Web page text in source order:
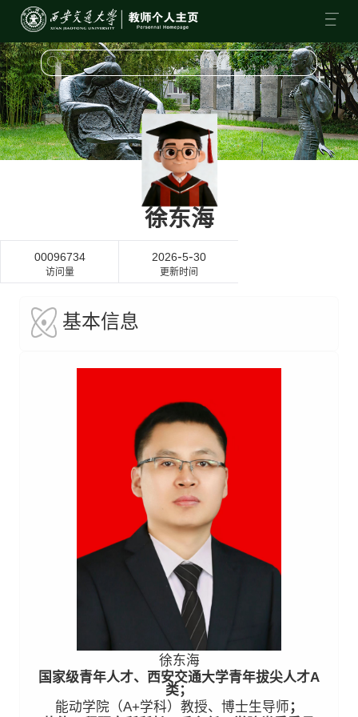
徐东海
00096734
访问量
2026-5-30
更新时间
基本信息
徐东海
国家级青年人才、西安交通大学青年拔尖人才A
类；
能动学院（A+学科）教授、博士生导师 ；